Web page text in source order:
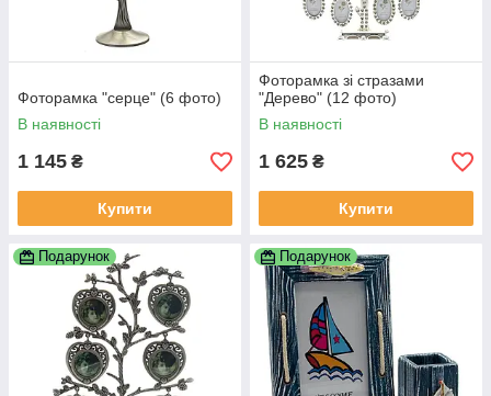
Фоторамка "серце" (6 фото)
В наявності
1 145 ₴
Купити
Фоторамка зі стразами
"Дерево" (12 фото)
В наявності
1 625 ₴
Купити
Подарунок Подарунок